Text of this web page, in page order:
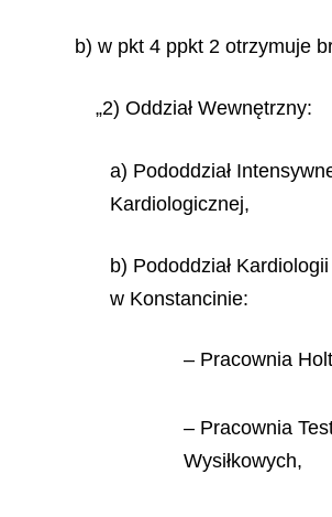
b) w pkt 4 ppkt 2 otrzymuje
„2) Oddział Wewnętrzny:
a) Pododdział
Kardiologicznej,
b) Pododdział
w Konstancinie:
– Pracownia
– Pracownia
Wysiłkowych,